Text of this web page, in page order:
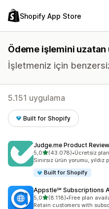
Shopify App Store
Ödeme işlemini
İşletmeniz için
5.151 uygulama
Built for Shopify
Judge.me Product
5,05 yıldız üzerinden
(43.078)
toplam 43078 değerlendirme
•Ücretsiz
Sınırsız ürün yorumu,
Built for Shopify
Appstle℠ Subscriptions
5,05 yıldız üzerinden
(8.118)
toplam 8118 değerlendirme
•Free plan
Retain customers with